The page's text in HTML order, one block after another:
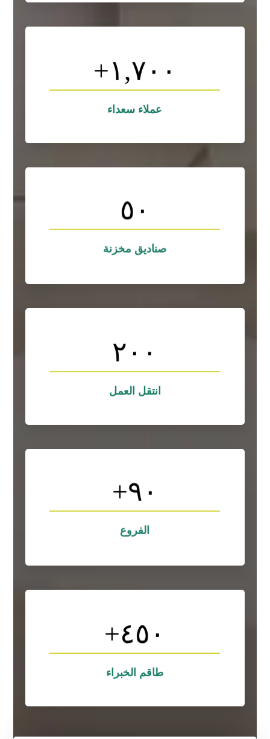
١,٧٠٠+
عملاء سعداء
لوريم ايبسوم هو نموذج افتراضي يوضع في
التصاميم
٥٠
صناديق مخزنة
مستودع التخزين
لوريم ايبسوم هو نموذج افتراضي يوضع في
التصاميم
۲۰۰
انتقل العمل
لوريم ايبسوم هو نموذج افتراضي يوضع في
التصاميم
٩٠+
الفروع
الفروع
لوريم ايبسوم هو نموذج افتراضي يوضع في
التصاميم
٤٥٠+
طاقم الخبراء
لوريم ايبسوم هو نموذج افتراضي يوضع في
التصاميم